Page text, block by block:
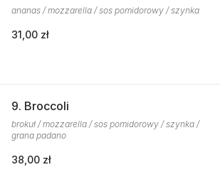
ananas / mozzarella / sos pomidorowy / szynka
31,00 zł
9. Broccoli
brokuł / mozzarella / sos pomidorowy / szynka /
grana padano
38,00 zł